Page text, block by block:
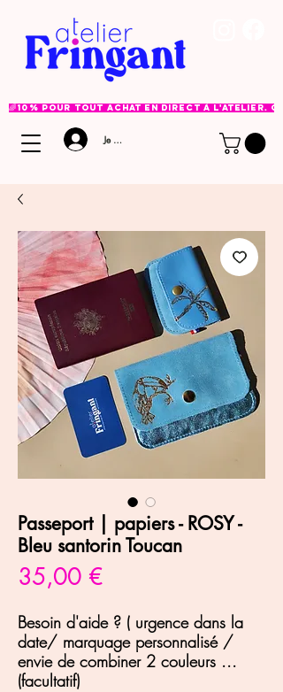
🌈 10% pour tout achat en direct à l'atelier.
Je me connecte
Passeport | papiers - ROSY -
Bleu santorin Toucan
35,00 €Prix
Besoin d'aide ? ( urgence dans la
date/ marquage personnalisé /
envie de combiner 2 couleurs ...
(facultatif)